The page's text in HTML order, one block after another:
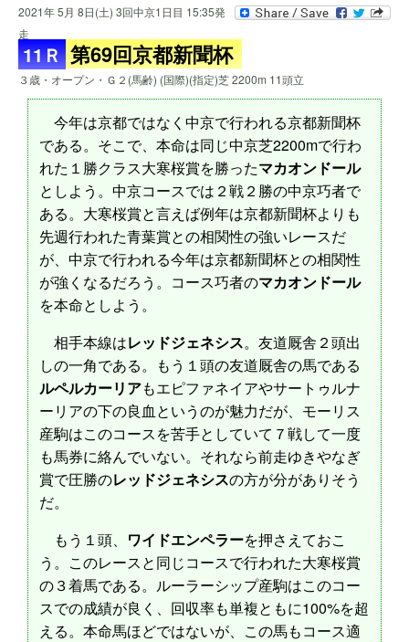
2021年 5月 8日(土) 3回中京1日目 15:35発
走
11Ｒ 第69回京都新聞杯
３歳・オープン・Ｇ２(馬齢) (国際)(指定)芝 2200m 11頭立
今年は京都ではなく中京で行われる京都新聞杯
である。そこで、本命は同じ中京芝2200mで行わ
れた１勝クラス大寒桜賞を勝ったマカオンドール
としよう。中京コースでは２戦２勝の中京巧者で
ある。大寒桜賞と言えば例年は京都新聞杯よりも
先週行われた青葉賞との相関性の強いレースだ
が、中京で行われる今年は京都新聞杯との相関性
が強くなるだろう。コース巧者のマカオンドール
を本命としよう。
相手本線はレッドジェネシス。友道厩舎２頭出
しの一角である。もう１頭の友道厩舎の馬である
ルペルカーリアもエピファネイアやサートゥルナ
ーリアの下の良血というのが魅力だが、モーリス
産駒はこのコースを苦手としていて７戦して一度
も馬券に絡んでいない。それなら前走ゆきやなぎ
賞で圧勝のレッドジェネシスの方が分がありそう
だ。
もう１頭、 ワイドエンペラーを押さえておこ
う。このレースと同じコースで行われた大寒桜賞
の３着馬である。ルーラーシップ産駒はこのコー
スでの成績が良く、回収率も単複ともに100%を超
える。本命馬ほどではないが、この馬もコース適